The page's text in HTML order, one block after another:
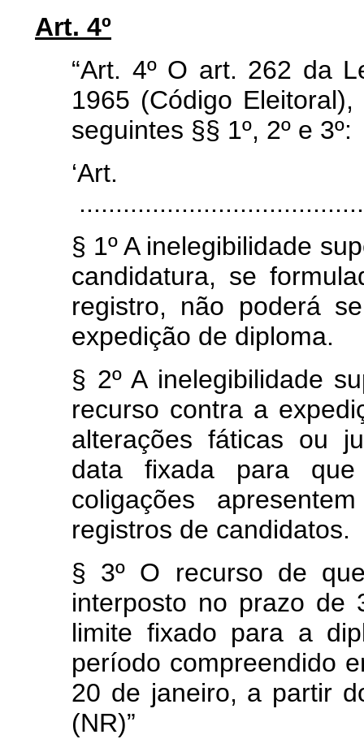
Art. 4º
“Art. 4º O art. 262 da
1965 (Código
seguintes §§ 1º, 2º e 3º:
§ 1º A inelegibilidade
candidatura, se
registro, não poderá
expedição de diploma.
§ 2º A inelegibilidade
recurso contra a
alterações fáticas ou
data fixada para
coligações
registros de candidatos.
§ 3º O recurso de
interposto no prazo de
limite fixado para a
período compreendido
20 de janeiro, a partir
(NR)”